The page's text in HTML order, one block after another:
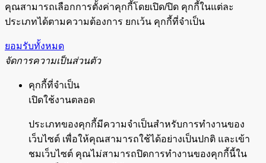
คุณสามารถเลือกการตั้งค่าคุกกี้โดยเปิด/ปิด คุกกี้ในแต่ละ
ประเภทได้ตามความต้องการ ยกเว้น คุกกี้ที่จำเป็น
ยอมรับทั้งหมด
จัดการความเป็นส่วนตัว
คุกกี้ที่จำเป็น
เปิดใช้งานตลอด
ประเภทของคุกกี้มีความจำเป็นสำหรับการทำงานของ
เว็บไซต์ เพื่อให้คุณสามารถใช้ได้อย่างเป็นปกติ และเข้า
ชมเว็บไซต์ คุณไม่สามารถปิดการทำงานของคุกกี้นี้ใน